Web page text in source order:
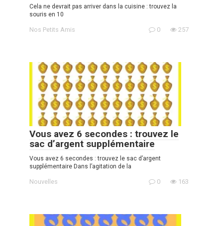
Cela ne devrait pas arriver dans la cuisine : trouvez la
souris en 10
Nos Petits Amis 0 257
Vous avez 6 secondes : trouvez le
sac d’argent supplémentaire
Vous avez 6 secondes : trouvez le sac d’argent
supplémentaire Dans l’agitation de la
Nouvelles 0 163